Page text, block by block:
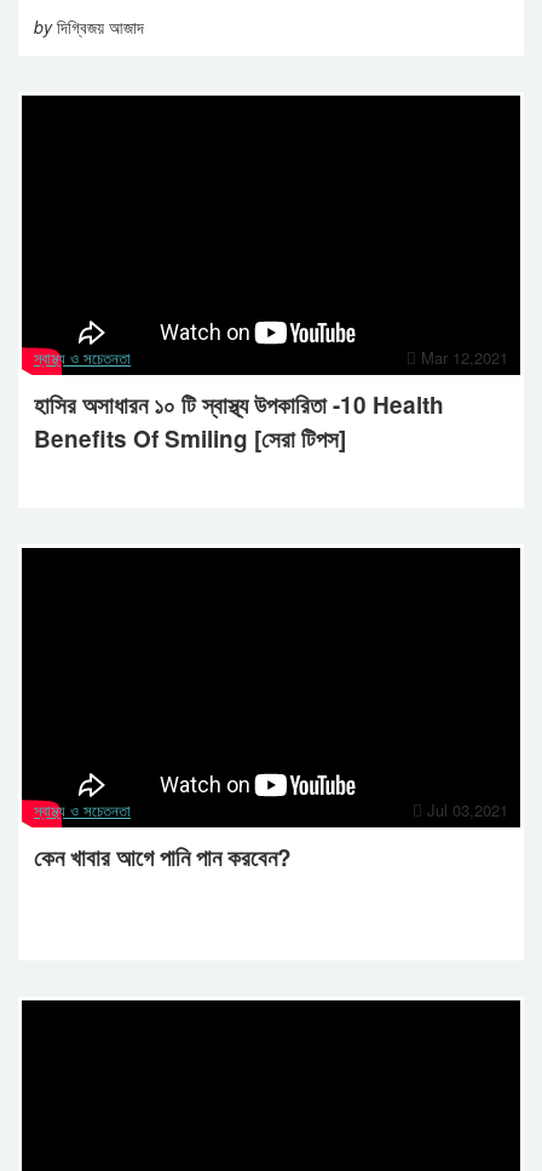
byদিগ্বিজয় আজাদ
স্বাস্থ্য ও সচেতনতা Mar 12,2021
হাসির অসাধারন ১০ টি স্বাস্থ্য উপকারিতা -10 Health
Benefits Of Smiling [সেরা টিপস]
স্বাস্থ্য ও সচেতনতা Jul 03,2021
কেন খাবার আগে পানি পান করবেন?